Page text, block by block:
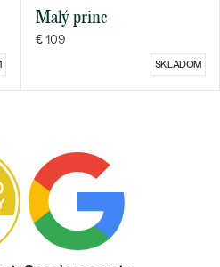
Malý princ
€ 109
SKLADOM